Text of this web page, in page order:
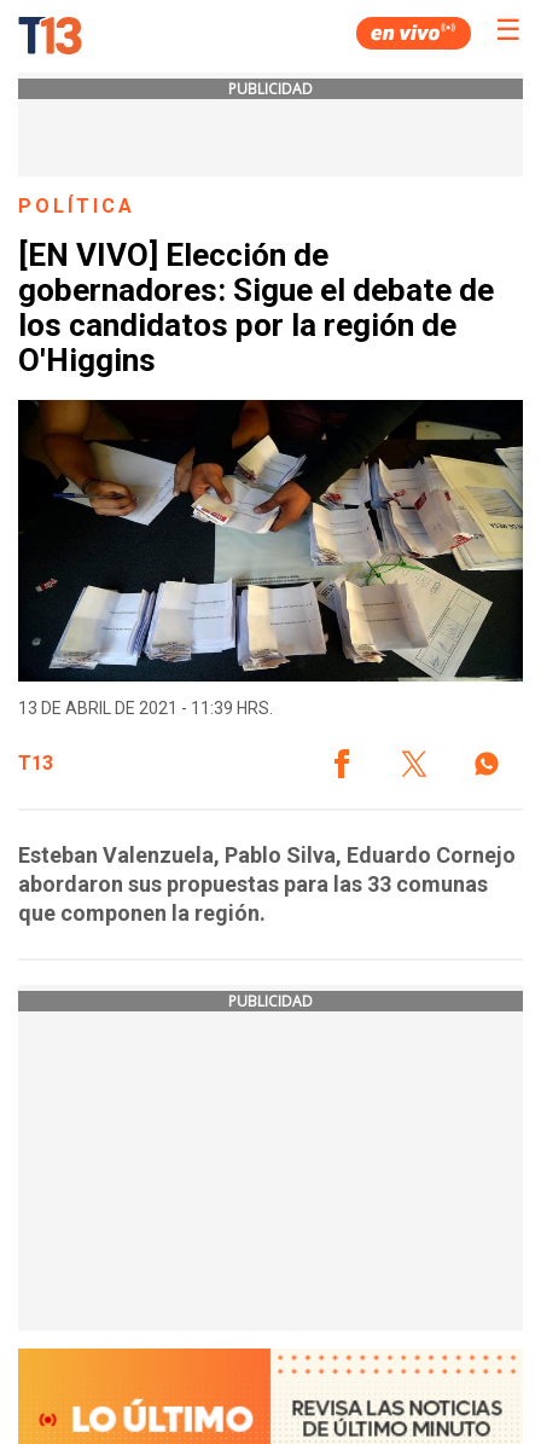
☰
PUBLICIDAD
POLÍTICA
[EN VIVO] Elección de
gobernadores: Sigue el debate de
los candidatos por la región de
O'Higgins
13 DE ABRIL DE 2021 - 11:39 HRS.
T13
Esteban Valenzuela, Pablo Silva, Eduardo Cornejo
abordaron sus propuestas para las 33 comunas
que componen la región.
PUBLICIDAD